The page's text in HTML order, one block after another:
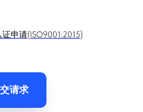
证申请(ISO9001:2015)
请求